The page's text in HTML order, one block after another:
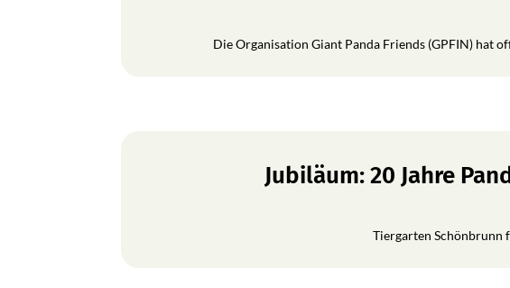
Die Organisation Giant Panda Friends (GPFIN) hat
Jubiläum: 20 Jahre
Tiergarten Schönbrunn